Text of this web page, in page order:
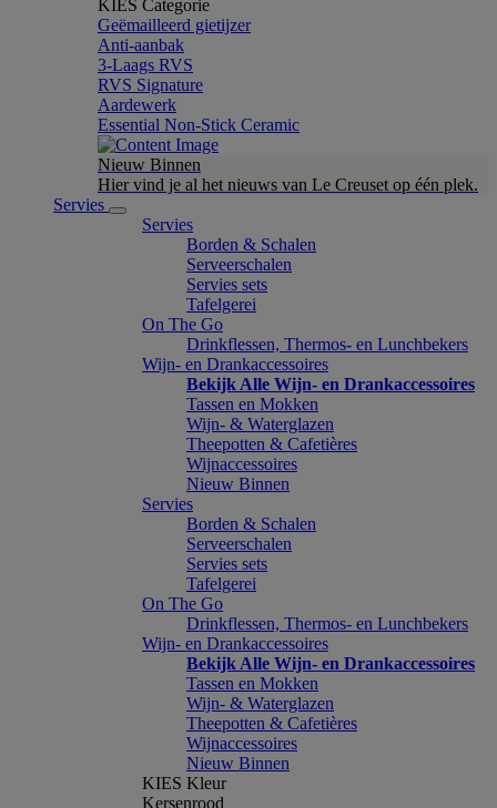
KIES Categorie
Geëmailleerd gietijzer
Anti-aanbak
3-Laags RVS
RVS Signature
Aardewerk
Essential Non-Stick Ceramic
Nieuw Binnen
Hier vind je al het nieuws van Le Creuset op één plek.
Servies
Servies
Borden & Schalen
Serveerschalen
Servies sets
Tafelgerei
On The Go
Drinkflessen, Thermos- en Lunchbekers
Wijn- en Drankaccessoires
Bekijk Alle Wijn- en Drankaccessoires
Tassen en Mokken
Wijn- & Waterglazen
Theepotten & Cafetières
Wijnaccessoires
Nieuw Binnen
Servies
Borden & Schalen
Serveerschalen
Servies sets
Tafelgerei
On The Go
Drinkflessen, Thermos- en Lunchbekers
Wijn- en Drankaccessoires
Bekijk Alle Wijn- en Drankaccessoires
Tassen en Mokken
Wijn- & Waterglazen
Theepotten & Cafetières
Wijnaccessoires
Nieuw Binnen
KIES Kleur
Kersenrood